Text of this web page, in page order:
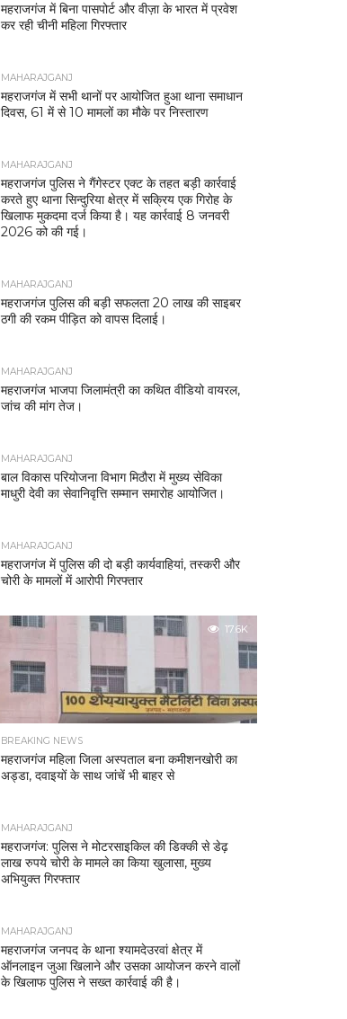
महराजगंज में बिना पासपोर्ट और वीज़ा के भारत में प्रवेश
कर रही चीनी महिला गिरफ्तार
MAHARAJGANJ
महराजगंज में सभी थानों पर आयोजित हुआ थाना समाधान
दिवस, 61 में से 10 मामलों का मौके पर निस्तारण
MAHARAJGANJ
महराजगंज पुलिस ने गैंगेस्टर एक्ट के तहत बड़ी कार्रवाई
करते हुए थाना सिन्दुरिया क्षेत्र में सक्रिय एक गिरोह के
खिलाफ मुकदमा दर्ज किया है। यह कार्रवाई 8 जनवरी
2026 को की गई।
MAHARAJGANJ
महराजगंज पुलिस की बड़ी सफलता 20 लाख की साइबर
ठगी की रकम पीड़ित को वापस दिलाई।
MAHARAJGANJ
महराजगंज भाजपा जिलामंत्री का कथित वीडियो वायरल,
जांच की मांग तेज।
MAHARAJGANJ
बाल विकास परियोजना विभाग मिठौरा में मुख्य सेविका
माधुरी देवी का सेवानिवृत्ति सम्मान समारोह आयोजित।
MAHARAJGANJ
महराजगंज में पुलिस की दो बड़ी कार्यवाहियां, तस्करी और
चोरी के मामलों में आरोपी गिरफ्तार
17.6K
BREAKING NEWS
महराजगंज महिला जिला अस्पताल बना कमीशनखोरी का
अड्डा, दवाइयों के साथ जांचें भी बाहर से
MAHARAJGANJ
महराजगंज: पुलिस ने मोटरसाइकिल की डिक्की से डेढ़
लाख रुपये चोरी के मामले का किया खुलासा, मुख्य
अभियुक्त गिरफ्तार
MAHARAJGANJ
महराजगंज जनपद के थाना श्यामदेउरवां क्षेत्र में
ऑनलाइन जुआ खिलाने और उसका आयोजन करने वालों
के खिलाफ पुलिस ने सख्त कार्रवाई की है।